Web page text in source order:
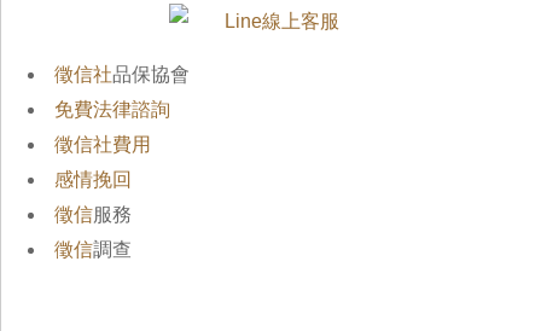
徵信社品保協會
免費法律諮詢
徵信社費用
感情挽回
徵信服務
徵信調查